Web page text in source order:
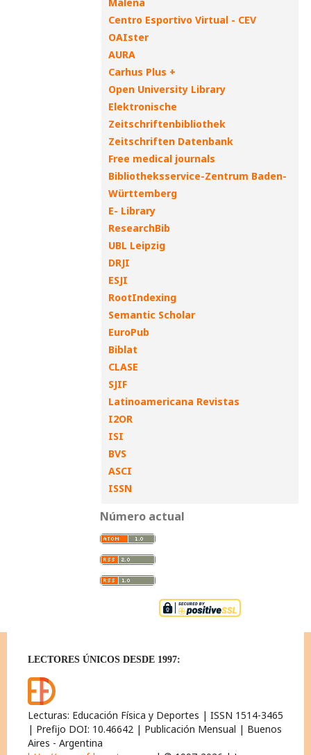
Centro Esportivo Virtual - CEV
OAIster
AURA
Carhus Plus +
Open University Library
Elektronische
Zeitschriftenbibliothek
Zeitschriften Datenbank
Free medical journals
Bibliotheksservice-Zentrum Baden-
Württemberg
E- Library
ResearchBib
UBL Leipzig
DRJI
ESJI
RootIndexing
Semantic Scholar
EuroPub
Biblat
CLASE
SJIF
Latinoamericana Revistas
I2OR
ISI
BVS
ASCI
ISSN
Número actual
LECTORES ÚNICOS DESDE 1997:
Lecturas: Educación Física y Deportes | ISSN 1514-3465
| Prefijo DOI: 10.46642 | Publicación Mensual | Buenos
Aires - Argentina